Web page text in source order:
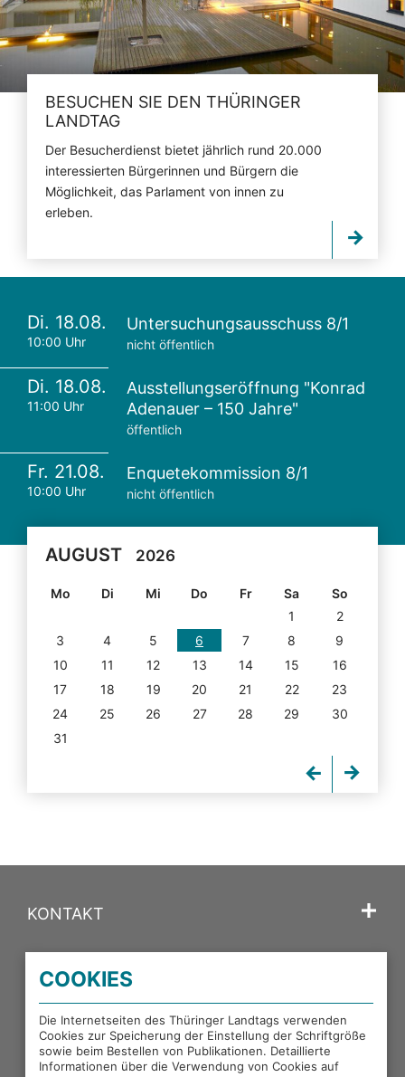
BESUCHEN SIE DEN THÜRINGER
LANDTAG
Der Besucherdienst bietet jährlich rund 20.000
interessierten Bürgerinnen und Bürgern die
Möglichkeit, das Parlament von innen zu
erleben.
Di. 18.08.
10:00 Uhr
Untersuchungsausschuss 8/1
nicht öffentlich
Di. 18.08.
11:00 Uhr
Ausstellungseröffnung "Konrad
Adenauer – 150 Jahre"
öffentlich
Fr. 21.08.
10:00 Uhr
Enquetekommission 8/1
nicht öffentlich
AUGUST 2026
Mo Di Mi Do Fr Sa
So
1
2
3
4 5 6 7 8
9
10
11 12 13 14 15
16
17
18 19 20 21 22
23
24
25 26 27 28 29
30
31
KONTAKT
PORTALE DES THÜRINGER LANDTAGS
EXTERNE LINKS
COOKIES
Die Internetseiten des Thüringer Landtags verwenden
Cookies zur Speicherung der Einstellung der Schriftgröße
sowie beim Bestellen von Publikationen. Detaillierte
Informationen über die Verwendung von Cookies auf